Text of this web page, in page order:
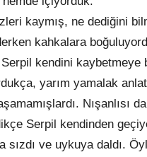
kaymış, ne dediğini
kahkalara
kendini kaybetmeye
yarım yamalak
Nışanlısı
Serpil kendinden
ve uykuya daldı.